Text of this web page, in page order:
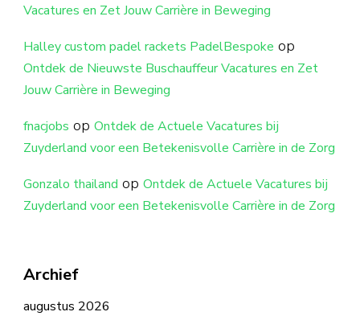
Vacatures en Zet Jouw Carrière in Beweging
Halley custom padel rackets PadelBespoke op
Ontdek de Nieuwste Buschauffeur Vacatures en Zet
Jouw Carrière in Beweging
fnacjobs op Ontdek de Actuele Vacatures bij
Zuyderland voor een Betekenisvolle Carrière in de Zorg
Gonzalo thailand op Ontdek de Actuele Vacatures bij
Zuyderland voor een Betekenisvolle Carrière in de Zorg
Archief
augustus 2026